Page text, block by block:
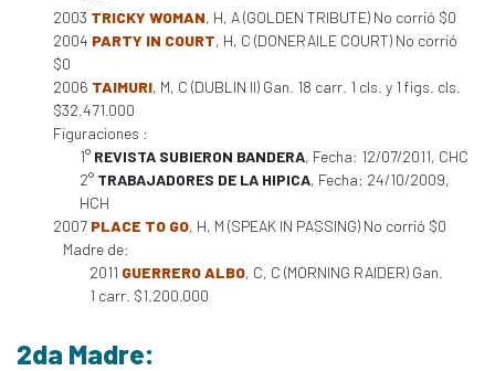
2003 TRICKY WOMAN, H, A (GOLDEN TRIBUTE) No corrió $0
2004 PARTY IN COURT, H, C (DONERAILE COURT) No corrió
$0
2006 TAIMURI, M, C (DUBLIN II) Gan. 18 carr. 1 cls. y 1 figs. cls.
$32.471.000
Figuraciones :
1° REVISTA SUBIERON BANDERA, Fecha: 12/07/2011, CHC
2° TRABAJADORES DE LA HIPICA, Fecha: 24/10/2009,
HCH
2007 PLACE TO GO, H, M (SPEAK IN PASSING) No corrió $0
Madre de:
2011 GUERRERO ALBO, C, C (MORNING RAIDER) Gan.
1 carr. $1.200.000
2da Madre: